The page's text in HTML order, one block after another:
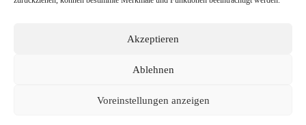
Akzeptieren
Ablehnen
Voreinstellungen anzeigen